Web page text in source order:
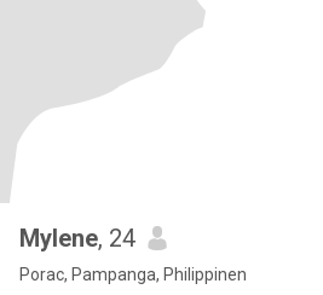
Mylene, 24
Porac, Pampanga, Philippinen